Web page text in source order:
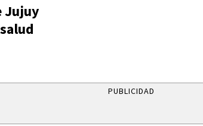
Jujuy
PUBLICIDAD